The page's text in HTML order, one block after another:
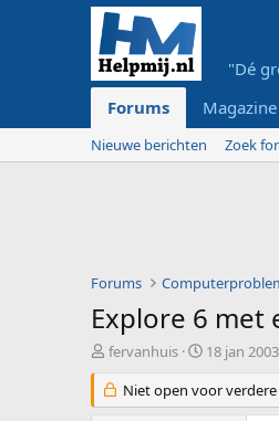
"Dé
Forums
Magazine
Nieuwe berichten Zoek
Forums
Explore 6
O
d
e
fervanhuis
S
a
r
18 jan 2003
Niet open voor verdere